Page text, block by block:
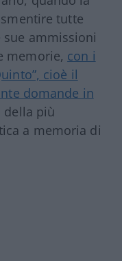
smentire tutte
sue ammissioni
memorie, con i
cioè il
domande in
della più
a memoria di